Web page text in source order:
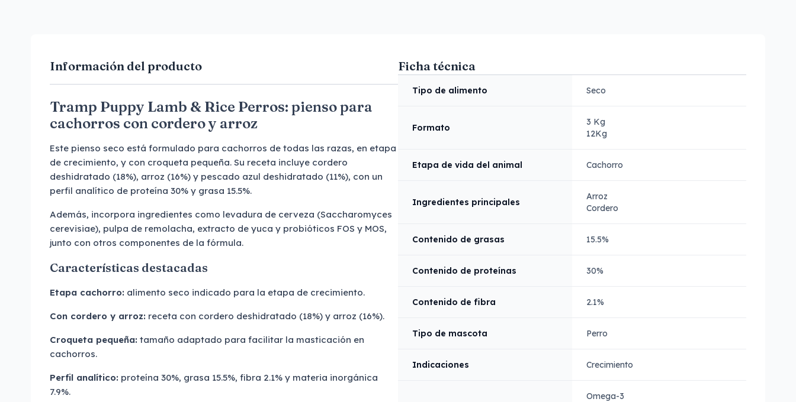
Información del producto
Tramp Puppy Lamb & Rice Perros: pienso para
cachorros con cordero y arroz
Este pienso seco está formulado para cachorros de todas las razas, en etapa
de crecimiento, y con croqueta pequeña. Su receta incluye cordero
deshidratado (18%), arroz (16%) y pescado azul deshidratado (11%), con un
perfil analítico de proteína 30% y grasa 15.5%.
Además, incorpora ingredientes como levadura de cerveza (Saccharomyces
cerevisiae), pulpa de remolacha, extracto de yuca y probióticos FOS y MOS,
junto con otros componentes de la fórmula.
Características destacadas
Etapa cachorro: alimento seco indicado para la etapa de crecimiento.
Con cordero y arroz: receta con cordero deshidratado (18%) y arroz (16%).
Croqueta pequeña: tamaño adaptado para facilitar la masticación en
cachorros.
Perfil analítico: proteína 30%, grasa 15.5%, fibra 2.1% y materia inorgánica
7.9%.
Ficha técnica
Tipo de alimento Seco
Formato
3 Kg
12Kg
Etapa de vida del animal Cachorro
Ingredientes principales
Arroz
Cordero
Contenido de grasas 15.5%
Contenido de proteínas 30%
Contenido de fibra 2.1%
Tipo de mascota Perro
Indicaciones Crecimiento
Omega-3